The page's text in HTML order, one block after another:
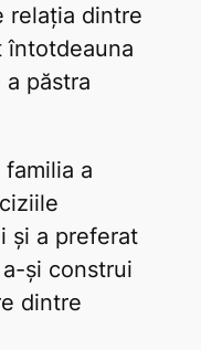
relația dintre
întotdeauna
păstra
a
și a preferat
și construi
dintre